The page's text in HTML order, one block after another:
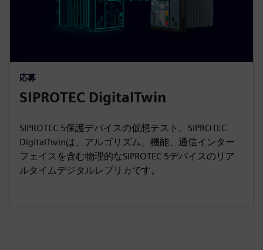
応募
SIPROTEC DigitalTwin
SIPROTEC 5保護デバイスの仮想テスト。SIPROTEC
DigitalTwinは、アルゴリズム、機能、通信インター
フェイスを含む物理的なSIPROTEC 5デバイスのリア
ルタイムデジタルレプリカです。